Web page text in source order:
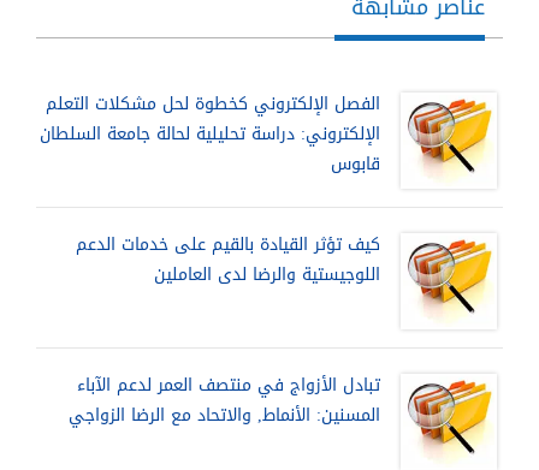
الفصل الإلكتروني كخطوة لحل مشكلات التعلم
الإلكتروني: دراسة تحليلية لحالة جامعة السلطان
قابوس
كيف تؤثر القيادة بالقيم على خدمات الدعم
اللوجيستية والرضا لدى العاملين
تبادل الأزواج في منتصف العمر لدعم الآباء
المسنين: الأنماط, والاتحاد مع الرضا الزواجي